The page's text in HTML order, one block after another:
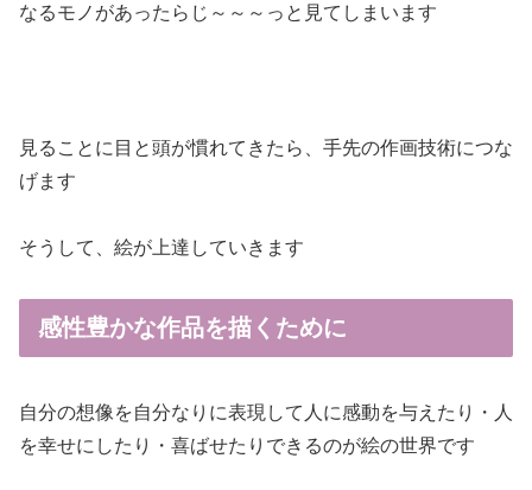
なるモノがあったらじ～～～っと見てしまいます
見ることに目と頭が慣れてきたら、手先の作画技術につな
げます
そうして、絵が上達していきます
感性豊かな作品を描くために
自分の想像を自分なりに表現して人に感動を与えたり・人
を幸せにしたり・喜ばせたりできるのが絵の世界です